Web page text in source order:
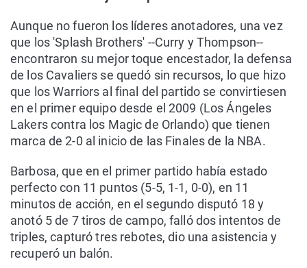
Aunque no fueron los líderes anotadores, una vez
que los 'Splash Brothers' --Curry y Thompson--
encontraron su mejor toque encestador, la defensa
de los Cavaliers se quedó sin recursos, lo que hizo
que los Warriors al final del partido se convirtiesen
en el primer equipo desde el 2009 (Los Ángeles
Lakers contra los Magic de Orlando) que tienen
marca de 2-0 al inicio de las Finales de la NBA.
Barbosa, que en el primer partido había estado
perfecto con 11 puntos (5-5, 1-1, 0-0), en 11
minutos de acción, en el segundo disputó 18 y
anotó 5 de 7 tiros de campo, falló dos intentos de
triples, capturó tres rebotes, dio una asistencia y
recuperó un balón.